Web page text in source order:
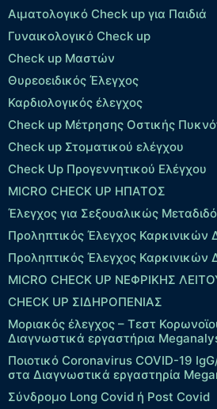
Αιματολογικό Check up για Παιδιά
Γυναικολογικό Check up
Check up Μαστών
Θυρεοειδικός Έλεγχος
Καρδιολογικός έλεγχος
Check up Mέτρησης Οστικής
Check up Στοματικού ελέγχου
Check Up Προγεννητικού Ελέγχου
MICRO CHECK UP HΠΑΤΟΣ
Έλεγχος για Σεξουαλικώς
Προληπτικός Έλεγχος Καρκινικών
Προληπτικός Έλεγχος Καρκινικών
MICRO CHECK UP ΝΕΦΡΙΚΗΣ
CHECK UP ΣΙΔΗΡΟΠΕΝΙΑΣ
Μοριακός έλεγχος – Τεστ
Διαγνωστικά εργαστήρια
Ποιοτικό Coronavirus COVID-19
στα Διαγνωστικά εργαστηρία
Σύνδρομο Long Covid ή Post Covid